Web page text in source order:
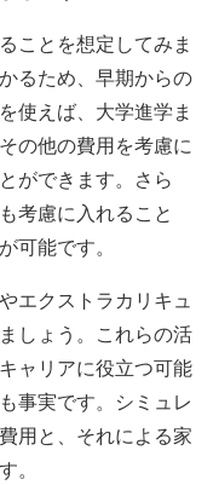
ことを想定してみま
るため、早期からの
使えば、大学進学ま
の他の費用を考慮に
ができます。さら
考慮に入れること
可能です。
エクストラカリキュ
しょう。これらの活
ャリアに役立つ可能
事実です。シミュレ
用と、それによる家
。